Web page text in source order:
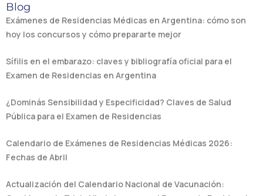
Blog
Exámenes de Residencias Médicas en Argentina: cómo son
hoy los concursos y cómo prepararte mejor
Sífilis en el embarazo: claves y bibliografía oficial para el
Examen de Residencias en Argentina
¿Dominás Sensibilidad y Especificidad? Claves de Salud
Pública para el Examen de Residencias
Calendario de Exámenes de Residencias Médicas 2026:
Fechas de Abril
Actualización del Calendario Nacional de Vacunación: